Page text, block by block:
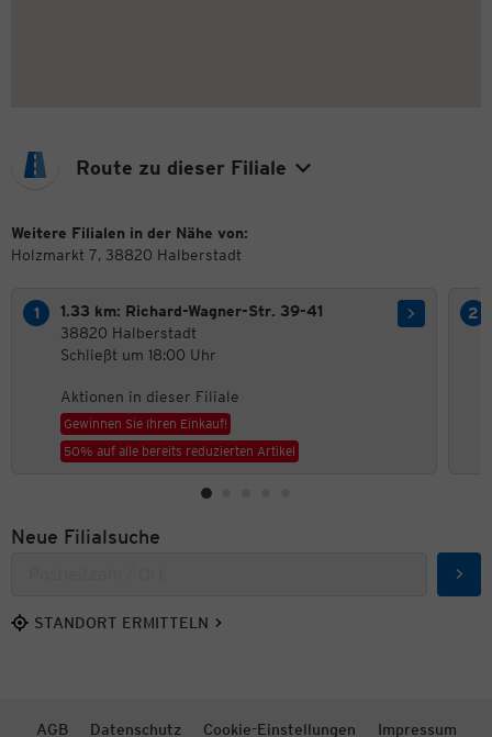
Route zu dieser Filiale
Weitere Filialen in der Nähe von:
Holzmarkt 7, 38820 Halberstadt
1.33 km: Richard-Wagner-Str. 39-41
38820 Halberstadt
Schließt um 18:00 Uhr
Aktionen in dieser Filiale
Gewinnen Sie Ihren Einkauf!
50% auf alle bereits reduzierten Artikel
Neue Filialsuche
STANDORT ERMITTELN
AGB Datenschutz Cookie-Einstellungen Impressum